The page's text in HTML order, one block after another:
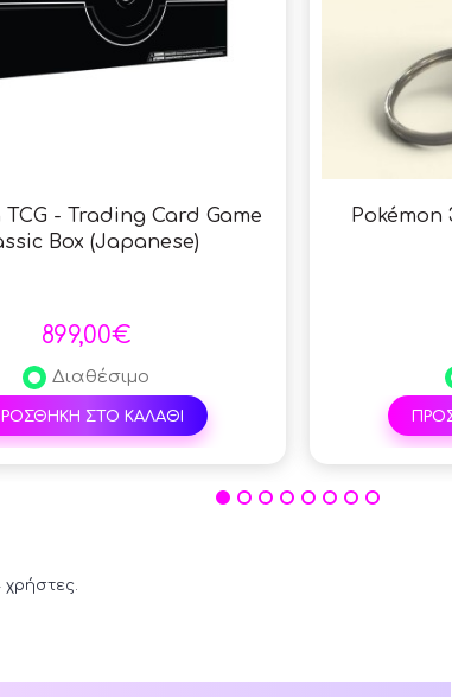
χρήστες.
TCG - Trading Card Game
Box (Japanese)
899,00€
Διαθέσιμο
ΣΤΟ ΚΑΛΑΘΙ
Pokémon